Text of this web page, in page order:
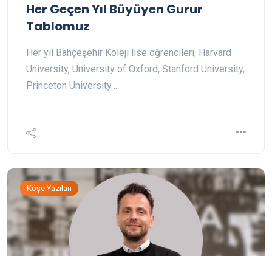
Her Geçen Yıl Büyüyen Gurur
Tablomuz
Her yıl Bahçeşehir Koleji lise öğrencileri, Harvard
University, University of Oxford, Stanford University,
Princeton University…
Köşe Yazıları